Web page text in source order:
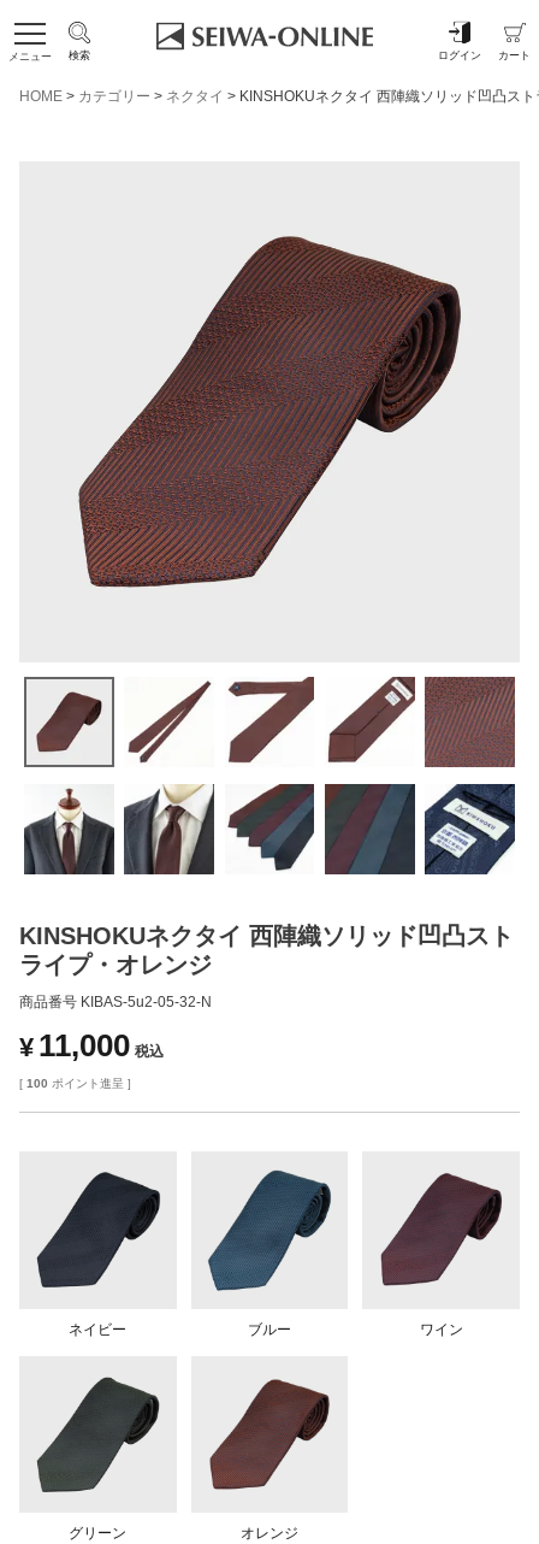
メニュー 検索 ログイン カート
HOME カテゴリー ネクタイ KINSHOKUネクタイ 西陣織ソリッド凹凸ス
KINSHOKUネクタイ 西陣織ソリッド凹凸スト
ライプ・オレンジ
商品番号 KIBAS-5u2-05-32-N
¥ 11,000 税込
[ 100 ポイント進呈 ]
ネイビー ブルー ワイン
グリーン オレンジ